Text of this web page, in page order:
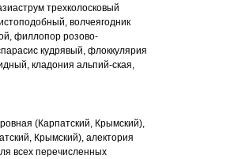
трехколосковый
волчеягодник
филлопор розово-
кудрявый,флоккулярия
кладония альпий-ская,
(Карпатский, Крымский),
Крымский), алектория
всех перечисленных